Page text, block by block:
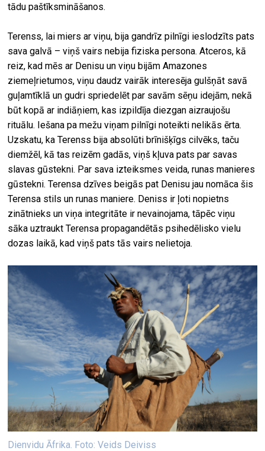
tādu paštīksmināšanos.
Terenss, lai miers ar viņu, bija gandrīz pilnīgi ieslodzīts pats
sava galvā – viņš vairs nebija fiziska persona. Atceros, kā
reiz, kad mēs ar Denisu un viņu bijām Amazones
ziemeļrietumos, viņu daudz vairāk interesēja gulšņāt savā
guļamtīklā un gudri spriedelēt par savām sēņu idejām, nekā
būt kopā ar indiāņiem, kas izpildīja diezgan aizraujošu
rituālu. Iešana pa mežu viņam pilnīgi noteikti nelikās ērta.
Uzskatu, ka Terenss bija absolūti brīnišķīgs cilvēks, taču
diemžēl, kā tas reizēm gadās, viņš kļuva pats par savas
slavas gūstekni. Par sava izteiksmes veida, runas manieres
gūstekni. Terensa dzīves beigās pat Denisu jau nomāca šis
Terensa stils un runas maniere. Deniss ir ļoti nopietns
zinātnieks un viņa integritāte ir nevainojama, tāpēc viņu
sāka uztraukt Terensa propagandētās psihedēlisko vielu
dozas laikā, kad viņš pats tās vairs nelietoja.
Dienvidu Āfrika. Foto: Veids Deiviss